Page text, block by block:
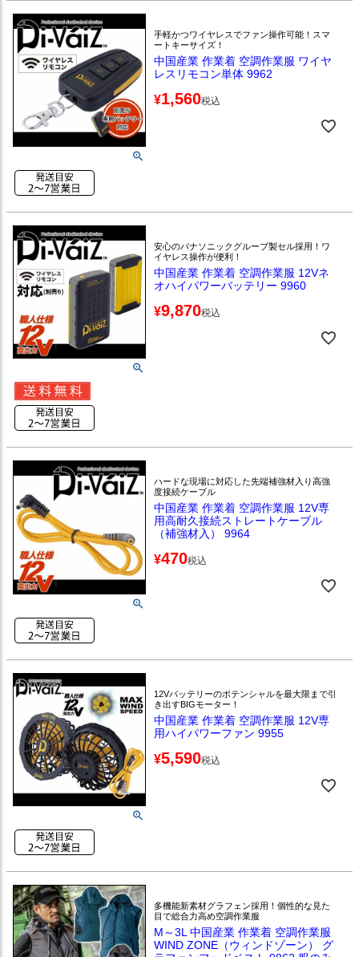
手軽かつワイヤレスでファン操作可能！スマ
ートキーサイズ！
中国産業 作業着 空調作業服 ワイヤ
レスリモコン単体 9962
¥1,560税込
安心のパナソニックグループ製セル採用！ワ
イヤレス操作が便利！
中国産業 作業着 空調作業服 12Vネ
オハイパワーバッテリー 9960
¥9,870税込
ハードな現場に対応した先端補強材入り高強
度接続ケーブル
中国産業 作業着 空調作業服 12V専
用高耐久接続ストレートケーブル
（補強材入） 9964
¥470税込
12Vバッテリーのポテンシャルを最大限まで引
き出すBIGモーター！
中国産業 作業着 空調作業服 12V専
用ハイパワーファン 9955
¥5,590税込
多機能新素材グラフェン採用！個性的な見た
目で総合力高め空調作業服
M～3L 中国産業 作業着 空調作業服
WIND ZONE（ウィンドゾーン） グ